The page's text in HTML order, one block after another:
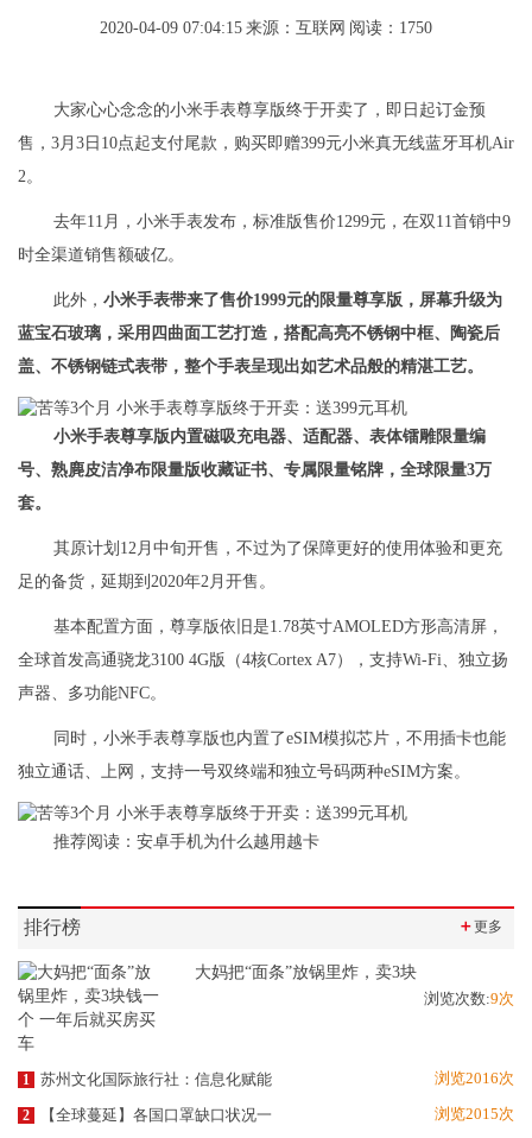
2020-04-09 07:04:15 来源：互联网 阅读：1750
大家心心念念的小米手表尊享版终于开卖了，即日起订金预
售，3月3日10点起支付尾款，购买即赠399元小米真无线蓝牙耳机Air
2。
去年11月，小米手表发布，标准版售价1299元，在双11首销中9
时全渠道销售额破亿。
此外， 小米手表带来了售价1999元的限量尊享版，屏幕升级为
蓝宝石玻璃，采用四曲面工艺打造，搭配高亮不锈钢中框、陶瓷后
盖、不锈钢链式表带，整个手表呈现出如艺术品般的精湛工艺。
小米手表尊享版内置磁吸充电器、适配器、表体镭雕限量编
号、熟麂皮洁净布限量版收藏证书、专属限量铭牌，全球限量3万
套。
其原计划12月中旬开售，不过为了保障更好的使用体验和更充
足的备货，延期到2020年2月开售。
基本配置方面，尊享版依旧是1.78英寸AMOLED方形高清屏，
全球首发高通骁龙3100 4G版（4核Cortex A7），支持Wi-Fi、独立扬
声器、多功能NFC。
同时，小米手表尊享版也内置了eSIM模拟芯片，不用插卡也能
独立通话、上网，支持一号双终端和独立号码两种eSIM方案。
推荐阅读： 安卓手机为什么越用越卡
排行榜 ＋更多
大妈把“面条”放锅里炸，卖3块
浏览次数:9次
1 苏州文化国际旅行社：信息化赋能 浏览2016次
2 【全球蔓延】各国口罩缺口状况一 浏览2015次